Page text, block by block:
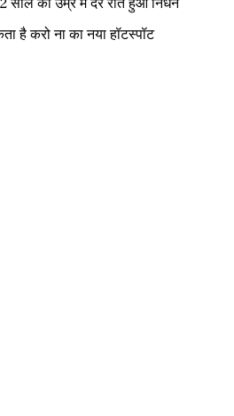
साल की उम्र में देर रात हुआ निधन
है करो ना का नया हॉटस्पॉट